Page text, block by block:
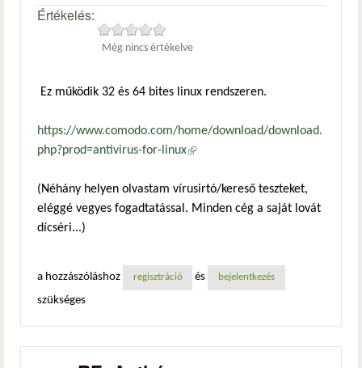
Értékelés:
Még nincs értékelve
Ez működik 32 és 64 bites linux rendszeren.
https://www.comodo.com/home/download/download.
php?prod=antivirus-for-linux(külső hivatkozás)
(Néhány helyen olvastam vírusirtó/kereső teszteket,
eléggé vegyes fogadtatással. Minden cég a saját lovát
dícséri...)
a hozzászóláshoz regisztráció és bejelentkezés
szükséges